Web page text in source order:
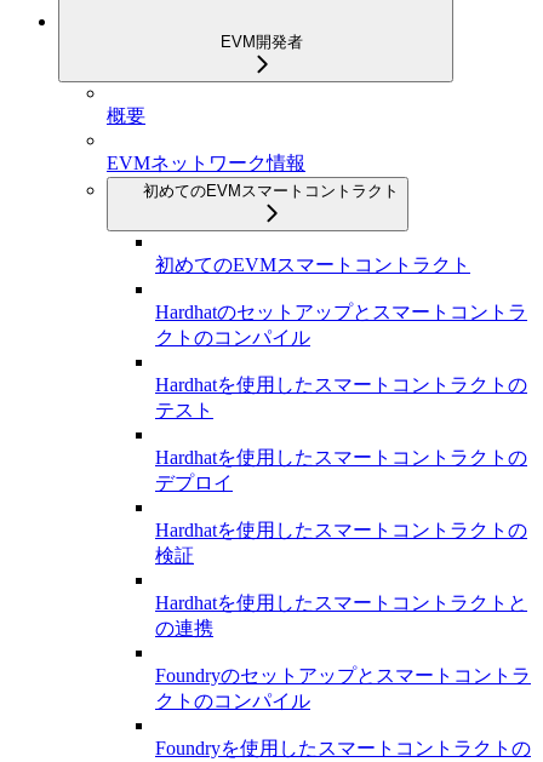
EVM開発者
概要
EVMネットワーク情報
初めてのEVMスマートコントラクト
初めてのEVMスマートコントラクト
Hardhatのセットアップとスマートコントラ
クトのコンパイル
Hardhatを使用したスマートコントラクトの
テスト
Hardhatを使用したスマートコントラクトの
デプロイ
Hardhatを使用したスマートコントラクトの
検証
Hardhatを使用したスマートコントラクトと
の連携
Foundryのセットアップとスマートコントラ
クトのコンパイル
Foundryを使用したスマートコントラクトの